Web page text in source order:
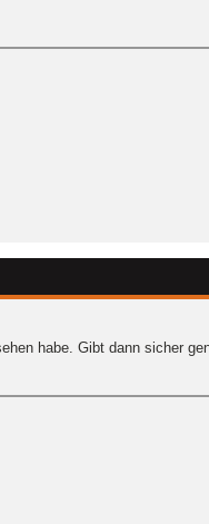
habe. Gibt dann sicher